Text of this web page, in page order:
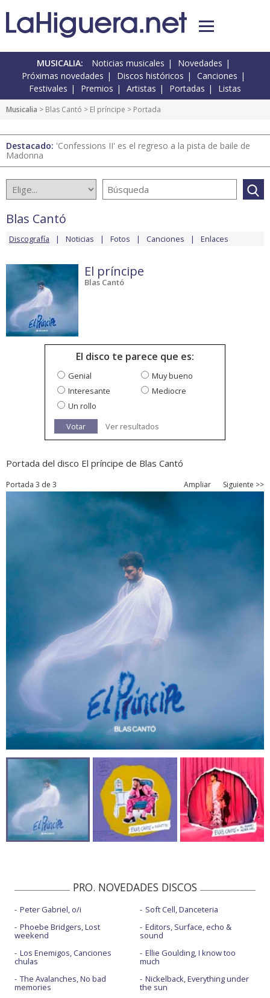
MUSICALIA: Noticias musicales
Novedades
Próximas novedades
Discos históricos
Canciones
Festivales
Premios Artistas Portadas Listas
Musicalia > Blas Cantó > El príncipe > Portada
Destacado: 'Confessions II' es el regreso a la pista de baile de
Madonna
Blas Cantó
Discografía Noticias Fotos Canciones Enlaces
El príncipe
Blas Cantó
El disco te parece que es:
Genial
Muy bueno
Interesante
Mediocre
Un rollo
Votar
Ver resultados
Portada del disco El príncipe de Blas Cantó
Portada 3 de 3 Ampliar Siguiente >>
PRO. NOVEDADES DISCOS
Peter Gabriel, o/i
Phoebe Bridgers, Lost
weekend
Los Enemigos, Canciones
chulas
The Avalanches, No bad
memories
Soft Cell, Danceteria
Editors, Surface, echo &
sound
Ellie Goulding, I know too
much
Nickelback, Everything under
the sun